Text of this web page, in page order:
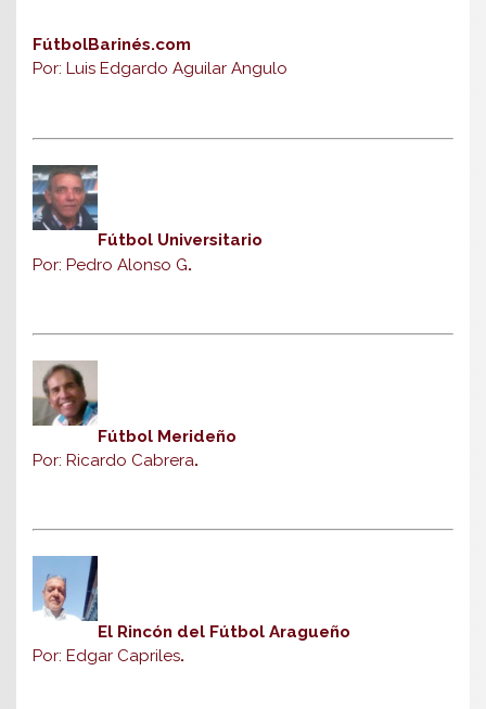
FútbolBarinés.com
Por: Luis Edgardo Aguilar Angulo
Fútbol Universitario
Por: Pedro Alonso G.
Fútbol Merideño
Por: Ricardo Cabrera.
El Rincón del Fútbol Aragueño
Por: Edgar Capriles.